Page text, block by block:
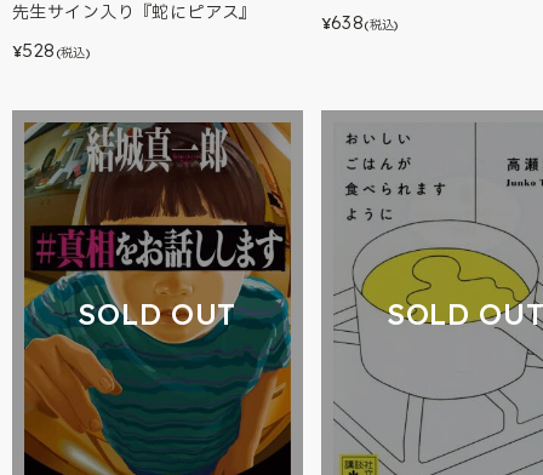
先生サイン入り『蛇にピアス』
¥528 (税込)
¥638(税込)
SOLD OUT SOLD